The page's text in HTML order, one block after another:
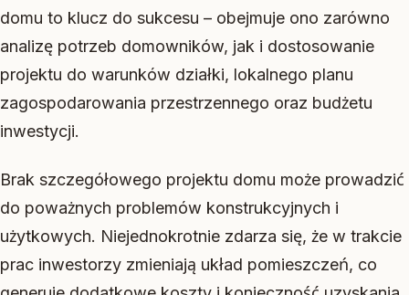
domu to klucz do sukcesu – obejmuje ono zarówno
analizę potrzeb domowników, jak i dostosowanie
projektu do warunków działki, lokalnego planu
zagospodarowania przestrzennego oraz budżetu
inwestycji.
Brak szczegółowego projektu domu może prowadzić
do poważnych problemów konstrukcyjnych i
użytkowych. Niejednokrotnie zdarza się, że w trakcie
prac inwestorzy zmieniają układ pomieszczeń, co